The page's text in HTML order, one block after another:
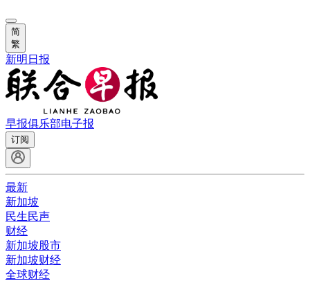
简
繁
新明日报
早报俱乐部电子报
订阅
最新
新加坡
民生民声
财经
新加坡股市
新加坡财经
全球财经